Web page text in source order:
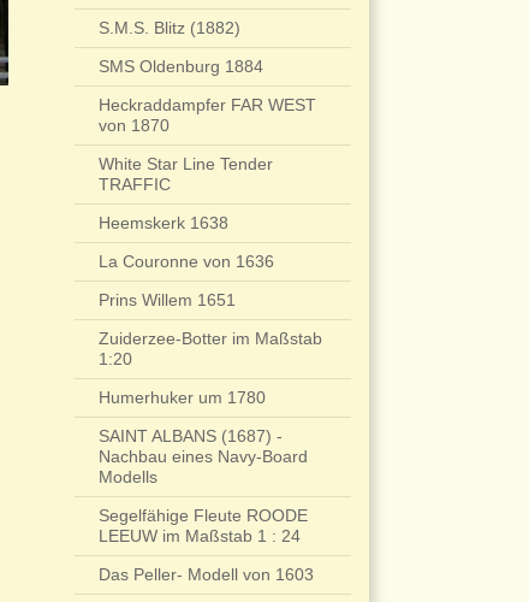
S.M.S. Blitz (1882)
SMS Oldenburg 1884
Heckraddampfer FAR WEST
von 1870
White Star Line Tender
TRAFFIC
Heemskerk 1638
La Couronne von 1636
Prins Willem 1651
Zuiderzee-Botter im Maßstab
1:20
Humerhuker um 1780
SAINT ALBANS (1687) -
Nachbau eines Navy-Board
Modells
Segelfähige Fleute ROODE
LEEUW im Maßstab 1 : 24
Das Peller- Modell von 1603